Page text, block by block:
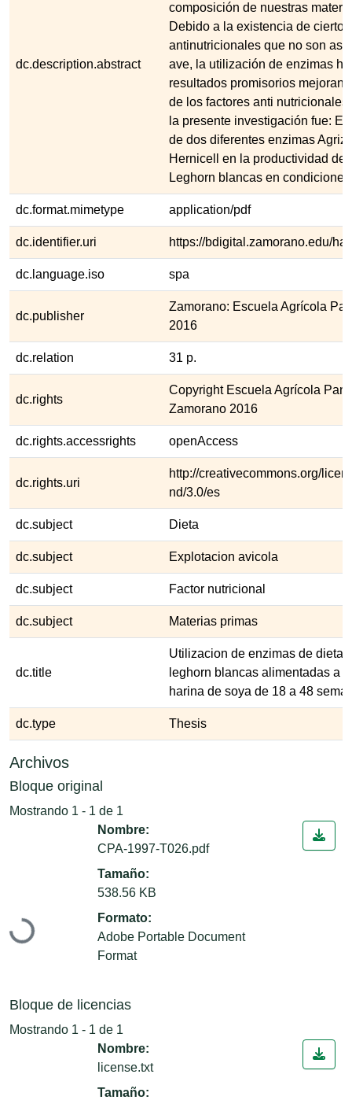
dc.description.abstract
composición de nuestras
Debido a la existencia de
antinutricionales que no son
ave, la utilización de enzimas
resultados promisorios
de los factores anti
la presente investigación fue:
de dos diferentes enzimas
Hernicell en la productividad de
Leghorn blancas en
dc.format.mimetype application/pdf
dc.identifier.uri https://bdigital.zamorano.edu/
dc.language.iso spa
dc.publisher
Zamorano: Escuela Agrícola
2016
dc.relation 31 p.
dc.rights
Copyright Escuela Agrícola
Zamorano 2016
dc.rights.accessrights openAccess
dc.rights.uri
http://creativecommons.org/
nd/3.0/es
dc.subject Dieta
dc.subject Explotacion avicola
dc.subject Factor nutricional
dc.subject Materias primas
dc.title
Utilizacion de enzimas de
leghorn blancas alimentadas a
harina de soya de 18 a 48
dc.type Thesis
Archivos
Bloque original
Mostrando 1 - 1 de 1
Cargando...
Nombre:
CPA-1997-T026.pdf
Tamaño:
538.56 KB
Formato:
Adobe Portable Document
Format
Bloque de licencias
Mostrando 1 - 1 de 1
Nombre:
license.txt
Tamaño: